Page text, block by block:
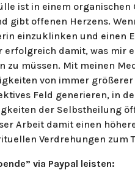
ist in einem
gibt offenen Herzens.
einzuklinken und einen
erfolgreich damit, was mir
zu müssen. Mit meinen
von immer
Feld generieren, in
der Selbstheilung
Arbeit damit einen
Verdrehungen zum
via Paypal leisten: